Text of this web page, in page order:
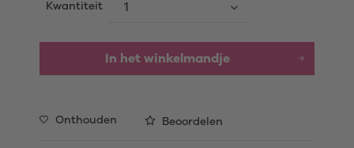
Kwantiteit
In het winkelmandje
Onthouden Beoordelen